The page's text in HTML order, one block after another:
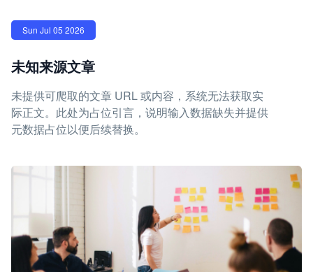
Sun Jul 05 2026
未知来源文章
未提供可爬取的文章 URL 或内容，系统无法获取实
际正文。此处为占位引言，说明输入数据缺失并提供
元数据占位以便后续替换。